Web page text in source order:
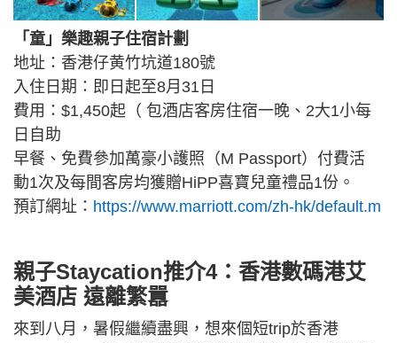
「童」樂趣親子住宿計劃
地址：香港仔黄竹坑道180號
入住日期：即日起至8月31日
費用：$1,450起（ 包酒店客房住宿一晚、2大1小每
日自助
早餐、免費參加萬豪小護照（M Passport）付費活
動1次及每間客房均獲贈HiPP喜寶兒童禮品1份。
預訂網址： https://www.marriott.com/zh-hk/default.m
親子Staycation推介4：香港數碼港艾
美酒店 遠離繁囂
來到八月，暑假繼續盡興，想來個短trip於香港